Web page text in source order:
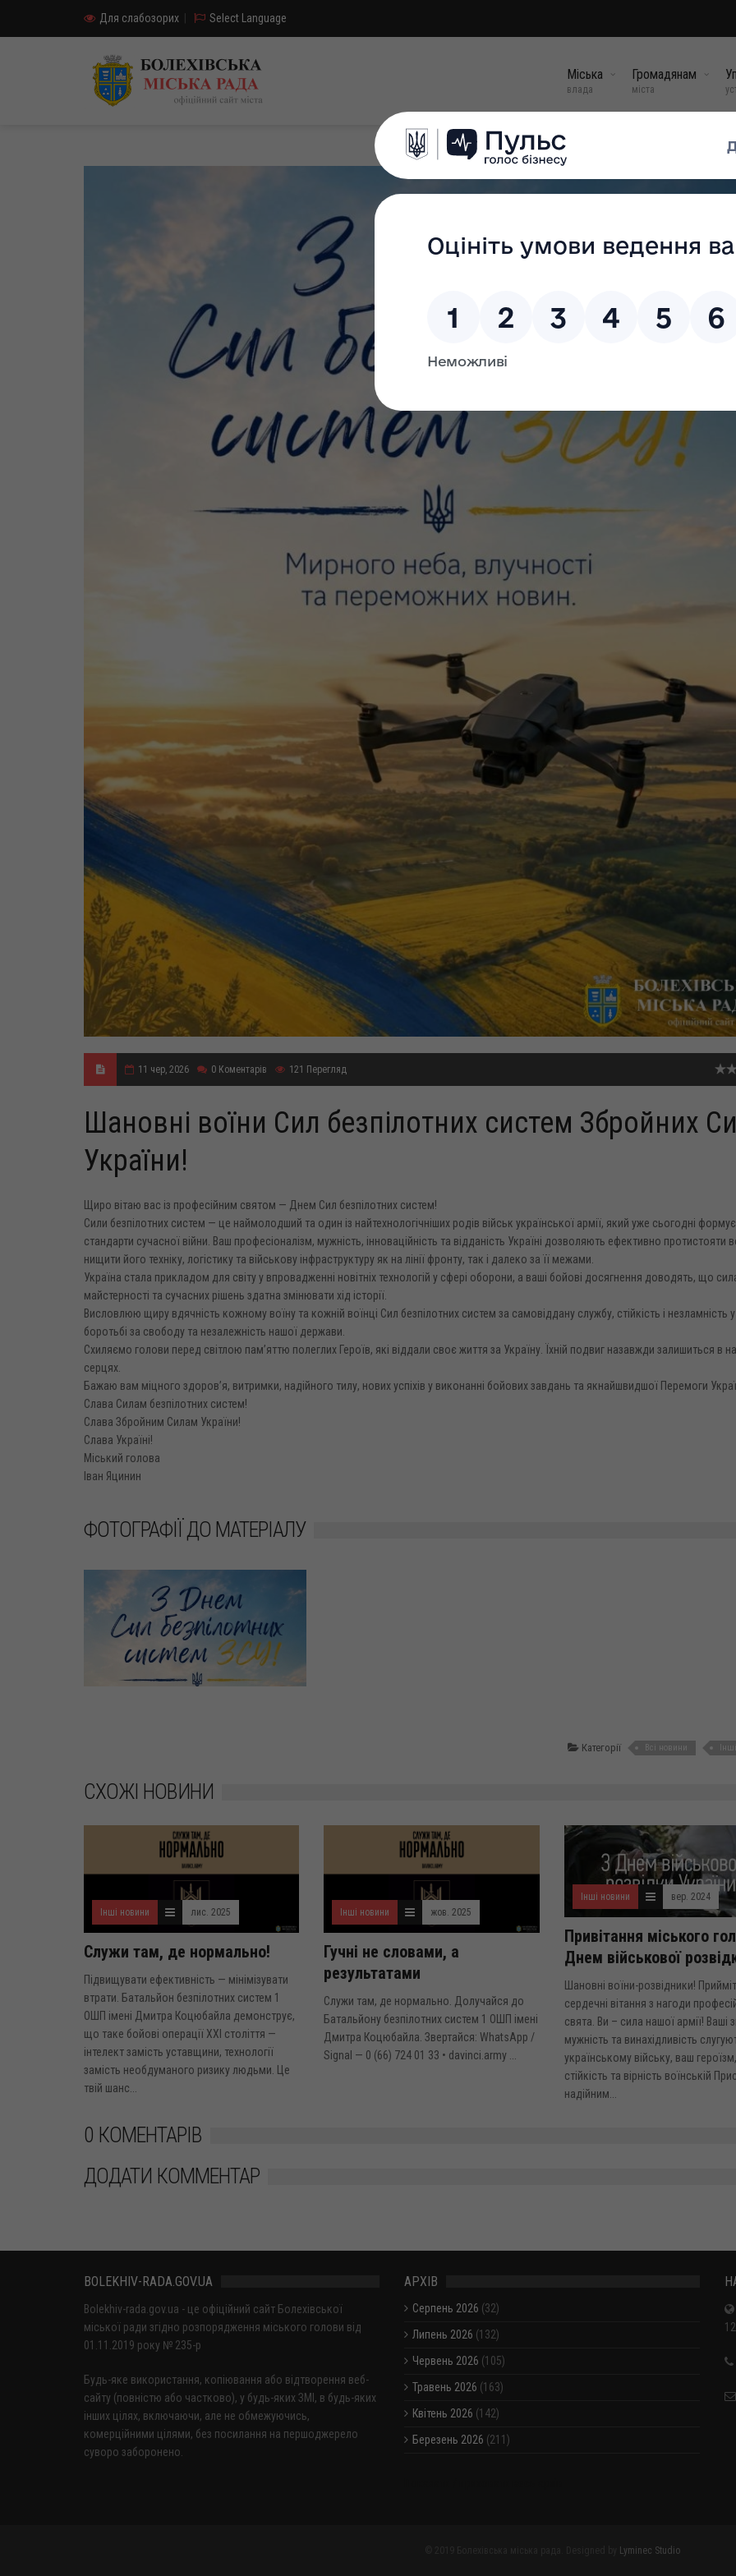
Для слабозорих Select Language
Міська
влада
Громадянам
міста
11 чер, 2026 0 Коментарів 121 Перегляд
Шановні воїни Сил безпілотних систем Збройних
України!
Щиро вітаю вас із професійним святом — Днем Сил безпілотних систем!
Сили безпілотних систем — це наймолодший та один із найтехнологічніших родів військ української армії, який уже сьогодні формує
стандарти сучасної війни. Ваш професіоналізм, мужність, інноваційність та відданість Україні дозволяють ефективно протистояти
нищити його техніку, логістику та військову інфраструктуру як на лінії фронту, так і далеко за її межами.
Україна стала прикладом для світу у впровадженні новітніх технологій у сфері оборони, а ваші бойові досягнення доводять, що
майстерності та сучасних рішень здатна змінювати хід історії.
Висловлюю щиру вдячність кожному воїну та кожній воїнці Сил безпілотних систем за самовіддану службу, стійкість і незламність у
боротьбі за свободу та незалежність нашої держави.
Схиляємо голови перед світлою пам’яттю полеглих Героїв, які віддали своє життя за Україну. Їхній подвиг назавжди залишиться в
серцях.
Бажаю вам міцного здоров’я, витримки, надійного тилу, нових успіхів у виконанні бойових завдань та якнайшвидшої Перемоги
Слава Силам безпілотних систем!
Слава Збройним Силам України!
Слава Україні!
Міський голова
Іван Яцинин
ФОТОГРАФІЇ ДО МАТЕРІАЛУ
Категорії Всі новини
СХОЖІ НОВИНИ
Інші новини лис. 2025
Служи там, де нормально!
Підвищувати ефективність — мінімізувати
втрати. Батальйон безпілотних систем 1
ОШП імені Дмитра Коцюбайла демонструє,
що таке бойові операції XXI століття —
інтелект замість уставщини, технології
замість необдуманого ризику людьми. Це
твій шанс...
Інші новини жов. 2025
Гучні не словами, а
результатами
Служи там, де нормально. Долучайся до
Батальйону безпілотних систем 1 ОШП імені
Дмитра Коцюбайла. Звертайся: WhatsApp /
Signal — 0 (66) 724 01 33 • davinci.army ...
Інші новини вер. 2024
Привітання міського
Днем військової
Шановні воїни-розвідники!
сердечні вітання з нагоди
свята. Ви – сила нашої армії! Ваші
мужність та винахідливість
українському війську, ваш героїзм,
стійкість та вірність воїнській
надійним...
0 КОМЕНТАРІВ
ДОДАТИ КОММЕНТАР
BOLEKHIV-RADA.GOV.UA
Bolekhiv-rada.gov.ua - це офіційний сайт Болехівської
міської ради згідно розпорядження міського голови від
01.11.2019 року № 235-р
Будь-яке використання, копіювання або відтворення веб-
сайту (повністю або частково), у будь-яких ЗМІ, в будь-яких
інших цілях, включаючи, але не обмежуючись,
комерційними цілями, без посилання на першоджерело
суворо заборонено.
АРХІВ
Серпень 2026 (32)
Липень 2026 (132)
Червень 2026 (105)
Травень 2026 (163)
Квітень 2026 (142)
Березень 2026 (211)
12
Lyminec Studio